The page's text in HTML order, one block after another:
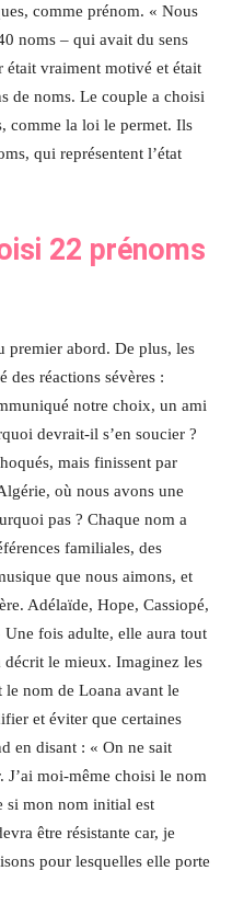
comme prénom. « Nous
noms – qui avait du sens
était vraiment motivé et était
de noms. Le couple a choisi
comme la loi le permet. Ils
qui représentent l’état
22 prénoms
premier abord. De plus, les
des réactions sévères :
notre choix, un ami
devrait-il s’en soucier ?
mais finissent par
où nous avons une
pas ? Chaque nom a
familiales, des
que nous aimons, et
Adélaïde, Hope, Cassiopé,
fois adulte, elle aura tout
le mieux. Imaginez les
nom de Loana avant le
et éviter que certaines
en disant : « On ne sait
moi-même choisi le nom
si mon nom initial est
être résistante car, je
pour lesquelles elle porte